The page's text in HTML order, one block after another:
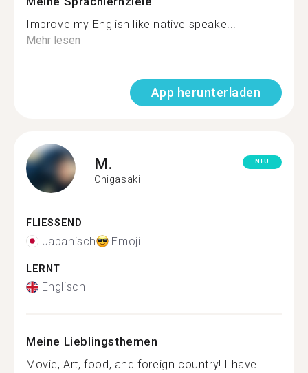
Improve my English like native speake...
Mehr lesen
App herunterladen
M.
Chigasaki
NEU
FLIESSEND
Japanisch Emoji
LERNT
Englisch
Meine Lieblingsthemen
Movie, Art, food, and foreign country! I have